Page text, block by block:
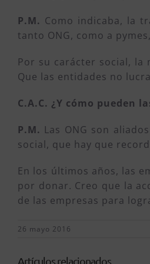
P.M. Como indicaba, la
tanto ONG, como a
Por su carácter social, la
Que las entidades no
C.A.C. ¿Y cómo pueden
P.M. Las ONG son
social, que hay que
En los últimos años, las
por donar. Creo que la
de las empresas para
26 mayo 2016
Artículos relacionados